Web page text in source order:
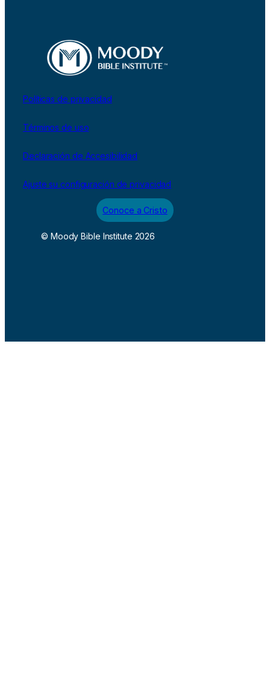
Políticas de privacidad
Términos de uso
Declaración de Accesibilidad
Ajuste su configuración de privacidad
Conoce a Cristo
© Moody Bible Institute 2026